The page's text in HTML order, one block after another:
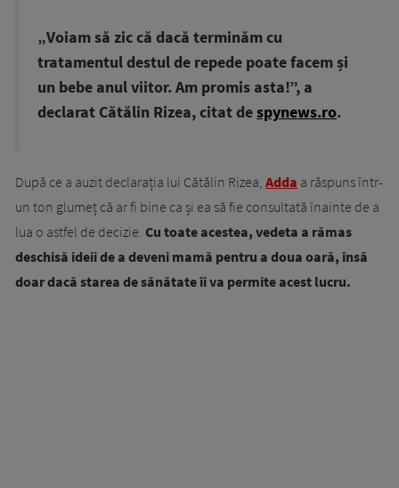
„Voiam să zic că dacă terminăm cu
tratamentul destul de repede poate facem și
un bebe anul viitor. Am promis asta!”, a
declarat Cătălin Rizea, citat despynews.ro.
După ce a auzit declarația lui Cătălin Rizea, Adda a răspuns într-
un ton glumeț că ar fi bine ca și ea să fie consultată înainte de a
lua o astfel de decizie. Cu toate acestea, vedeta a rămas
deschisă ideii de a deveni mamă pentru a doua oară, însă
doar dacă starea de sănătate îi va permite acest lucru.